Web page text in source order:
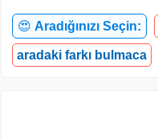
😍 Aradığınızı Seçin:
aradaki farkı bulmaca